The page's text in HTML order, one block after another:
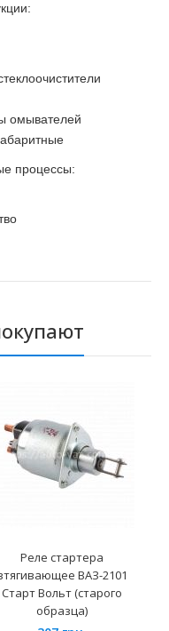
омывателей
процессы:
Реле стартера
ВАЗ-2101
Старт Вольт (старого
образца)